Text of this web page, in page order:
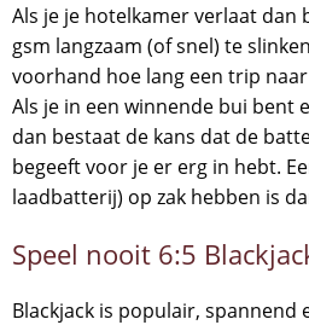
Als je je hotelkamer verlaat dan
gsm langzaam (of snel) te
voorhand hoe lang een trip
Als je in een winnende bui bent
dan bestaat de kans dat de
begeeft voor je er erg in hebt.
laadbatterij) op zak hebben is
Speel nooit 6:5
Blackjack is populair, spannend